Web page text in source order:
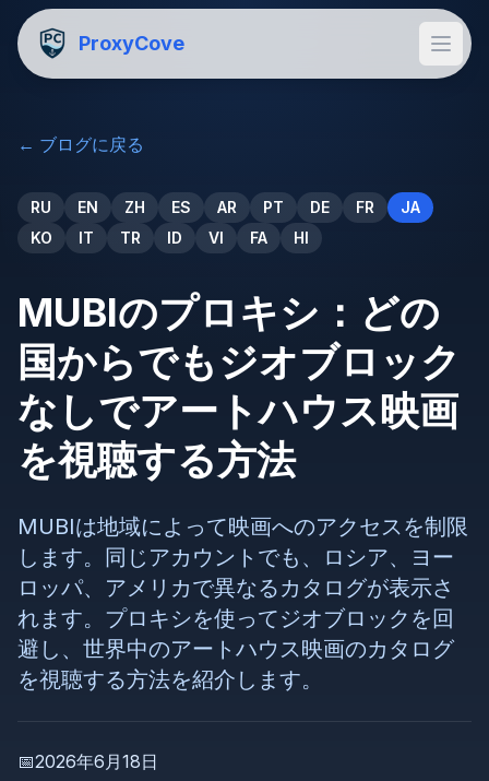
ProxyCove
← ブログに戻る
RU EN ZH ES AR PT DE FR
JA
KO
IT TR ID VI FA HI
MUBIのプロキシ：どの
国からでもジオブロック
なしでアートハウス映画
を視聴する方法
MUBIは地域によって映画へのアクセスを制限
します。同じアカウントでも、ロシア、ヨー
ロッパ、アメリカで異なるカタログが表示さ
れます。プロキシを使ってジオブロックを回
避し、世界中のアートハウス映画のカタログ
を視聴する方法を紹介します。
📅2026年6月18日